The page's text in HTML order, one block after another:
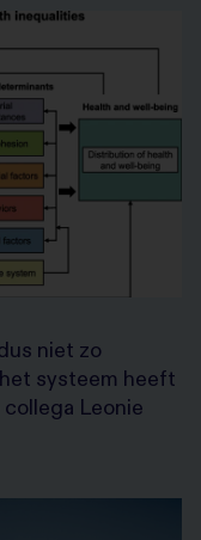
niet zo
systeem heeft
Leonie